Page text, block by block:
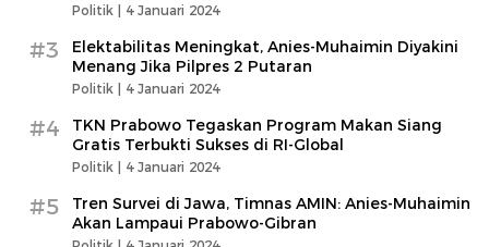
Politik | 4 Januari 2024
#3
Elektabilitas Meningkat, Anies-Muhaimin Diyakini
Menang Jika Pilpres 2 Putaran
Politik | 4 Januari 2024
#4
TKN Prabowo Tegaskan Program Makan Siang
Gratis Terbukti Sukses di RI-Global
Politik | 4 Januari 2024
#5
Tren Survei di Jawa, Timnas AMIN: Anies-Muhaimin
Akan Lampaui Prabowo-Gibran